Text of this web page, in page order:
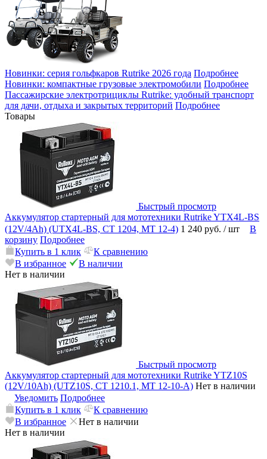
Новинки: серия гольфкаров Rutrike 2026 года Подробнее
Новинки: компактные грузовые электромобили Подробнее
Пассажирские электротрициклы Rutrike: удобный транспорт
для дачи, отдыха и закрытых территорий Подробнее
Товары
Быстрый просмотр
Аккумулятор стартерный для мототехники Rutrike YTX4L-BS
(12V/4Ah) (UTX4L-BS, CT 1204, MT 12-4) 1 240 руб. / шт
В
корзину Подробнее
Купить в 1 клик
К сравнению
В избранное
В наличии
Нет в наличии
Быстрый просмотр
Аккумулятор стартерный для мототехники Rutrike YTZ10S
(12V/10Ah) (UTZ10S, CT 1210.1, MT 12-10-A) Нет в наличии
Уведомить Подробнее
Купить в 1 клик
К сравнению
В избранное
Нет в наличии
Нет в наличии